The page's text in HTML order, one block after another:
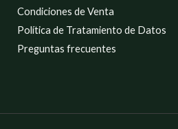
Condiciones de Venta
Política de Tratamiento de Datos
Preguntas frecuentes